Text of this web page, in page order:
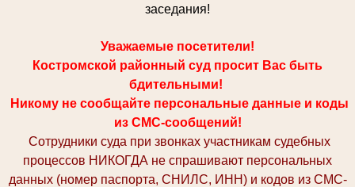
заседания!
Уважаемые посетители!
Костромской районный суд просит Вас быть
бдительными!
Никому не сообщайте персональные данные и коды
из СМС-сообщений!
Сотрудники суда при звонках участникам судебных
процессов НИКОГДА не спрашивают персональных
данных (номер паспорта, СНИЛС, ИНН) и кодов из СМС-